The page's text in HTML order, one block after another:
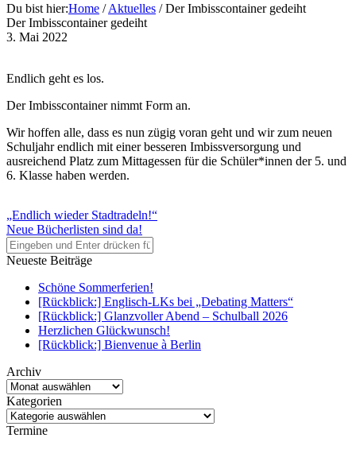
Du bist hier:Home /Aktuelles / Der Imbisscontainer gedeiht
Der Imbisscontainer gedeiht
3. Mai 2022
Endlich geht es los.
Der Imbisscontainer nimmt Form an.
Wir hoffen alle, dass es nun zügig voran geht und wir zum neuen
Schuljahr endlich mit einer besseren Imbissversorgung und
ausreichend Platz zum Mittagessen für die Schüler*innen der 5. und
6. Klasse haben werden.
„Endlich wieder Stadtradeln!“
Neue Bücherlisten sind da!
Neueste Beiträge
Schöne Sommerferien!
[Rückblick:] Englisch-LKs bei „Debating Matters“
[Rückblick:] Glanzvoller Abend – Schulball 2026
Herzlichen Glückwunsch!
[Rückblick:] Bienvenue à Berlin
Archiv
Archiv
Kategorien
Kategorien
Termine